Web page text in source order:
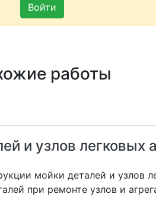
Войти
работы
и узлов легковых
мойки деталей и узлов
при ремонте узлов и